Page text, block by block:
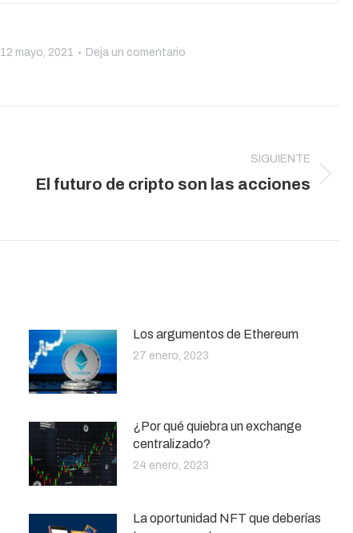
12 mayo, 2021 Deja un comentario
SIGUIENTE
Publicación
El futuro de cripto son las acciones
Los argumentos de Ethereum
27 enero, 2023
¿Por qué quiebra un exchange
centralizado?
24 enero, 2023
La oportunidad NFT que deberías